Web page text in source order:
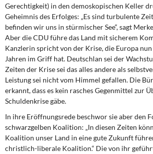
Gerechtigkeit) in den demoskopischen Keller
Geheimnis des Erfolges: „Es sind turbulente
befinden wir uns in stürmischer See“, sagt
Aber die CDU führe das Land mit sicherem
Kanzlerin spricht von der Krise, die Europa
Jahren im Griff hat. Deutschlan sei der
Zeiten der Krise sei das alles andere als
Leistung sei nicht vom Himmel gefallen. Die
erkannt, dass es kein rasches Gegenmittel zur
Schuldenkrise gäbe.
In ihre Eröffnungsrede beschwor sie aber den
schwarzgelben Koalition: „In diesen Zeiten
Koalition unser Land in eine gute Zukunft
christlich-liberale Koalition.“ Die von ihr